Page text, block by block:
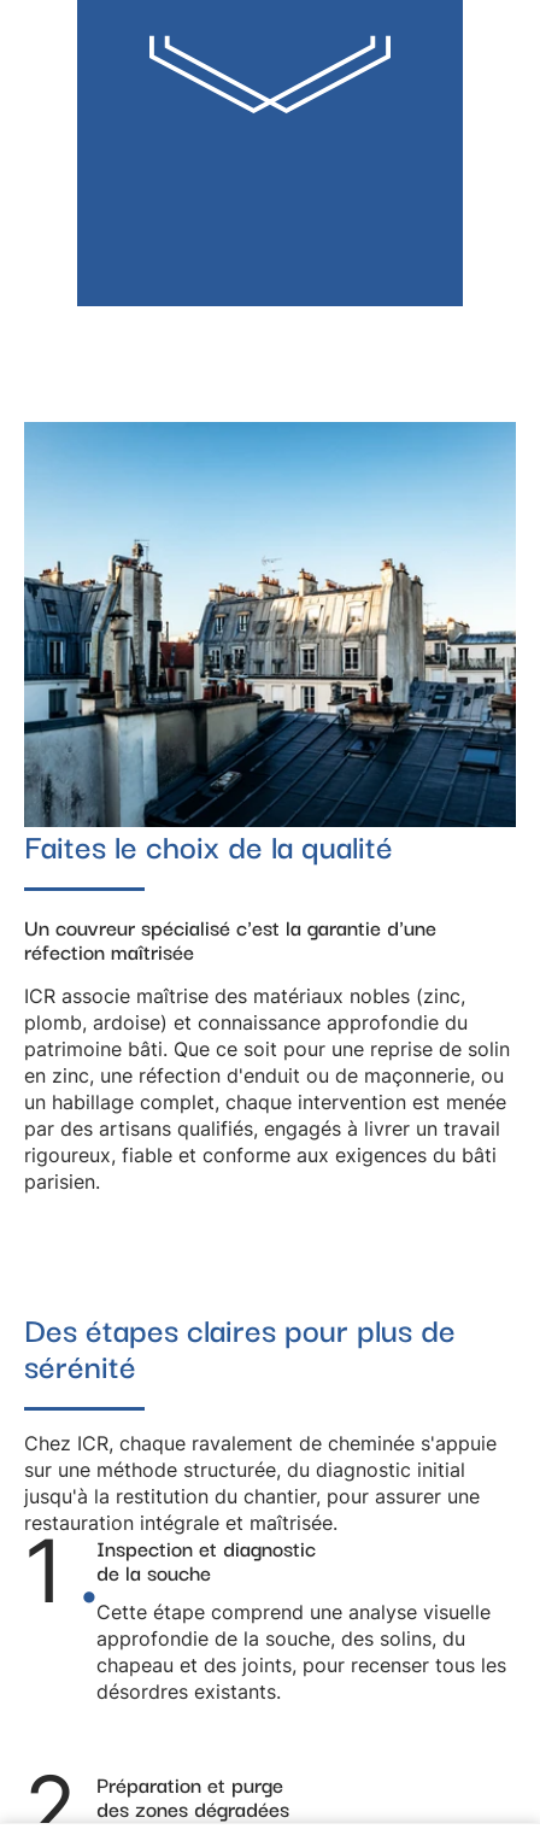
Faites le choix de la qualité
Un couvreur spécialisé c'est la garantie d'une
réfection maîtrisée
ICR associe maîtrise des matériaux nobles (zinc,
plomb, ardoise) et connaissance approfondie du
patrimoine bâti. Que ce soit pour une reprise de solin
en zinc, une réfection d'enduit ou de maçonnerie, ou
un habillage complet, chaque intervention est menée
par des artisans qualifiés, engagés à livrer un travail
rigoureux, fiable et conforme aux exigences du bâti
parisien.
Des étapes claires pour plus de
sérénité
Chez ICR, chaque ravalement de cheminée s'appuie
sur une méthode structurée, du diagnostic initial
jusqu'à la restitution du chantier, pour assurer une
restauration intégrale et maîtrisée.
1 .Inspection et diagnostic
de la souche
Cette étape comprend une analyse visuelle
approfondie de la souche, des solins, du
chapeau et des joints, pour recenser tous les
désordres existants.
2 .Préparation et purge
des zones dégradées